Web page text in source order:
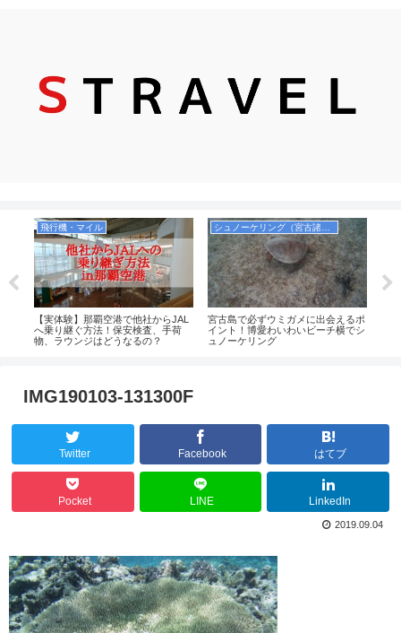
飛行機・マイル
【実体験】那覇空港で他社からJAL
へ乗り継ぐ方法！保安検査、手荷
物、ラウンジはどうなるの？
シュノーケリング（宮古諸島）
宮古島で必ずウミガメに出会えるポ
イント！博愛わいわいビーチ横でシ
ュノーケリング
IMG190103-131300F
Twitter Facebook はてブ
Pocket LINE LinkedIn
2019.09.04